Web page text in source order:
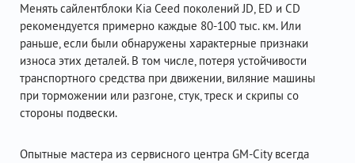
Менять сайлентблоки Kia Ceed поколений JD, ED и CD
рекомендуется примерно каждые 80-100 тыс. км. Или
раньше, если были обнаружены характерные признаки
износа этих деталей. В том числе, потеря устойчивости
транспортного средства при движении, виляние машины
при торможении или разгоне, стук, треск и скрипы со
стороны подвески.
Опытные мастера из сервисного центра GM-City всегда